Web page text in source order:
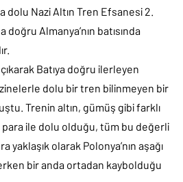
dolu Nazi Altın Tren Efsanesi 2.
doğru Almanya’nın batısında
Batıya doğru ilerleyen
dolu bir tren bilinmeyen bir
Trenin altın, gümüş gibi farklı
ile dolu olduğu, tüm bu değerli
yaklaşık olarak Polonya’nın aşağı
bir anda ortadan kaybolduğu